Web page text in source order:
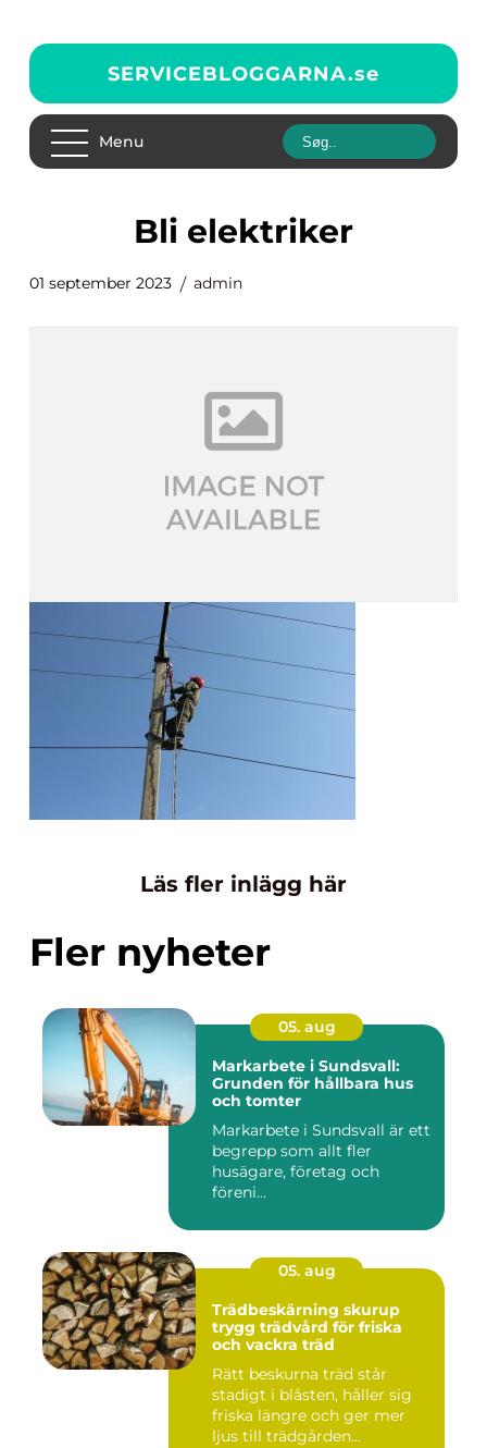
SERVICEBLOGGARNA.se
Menu
bli elektriker
01 september 2023 admin
Läs fler inlägg här
Fler nyheter
05. aug
Markarbete i Sundsvall:
Grunden för hållbara hus
och tomter
Markarbete i Sundsvall är ett
begrepp som allt fler
husägare, företag och
föreni...
05. aug
Trädbeskärning skurup
trygg trädvård för friska
och vackra träd
Rätt beskurna träd står
stadigt i blåsten, håller sig
friska längre och ger mer
ljus till trädgården...